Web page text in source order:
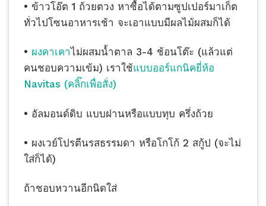
• ข้าวโอ๊ต 1 ถ้วยตวง หาซื้อได้ตามซูปเปอร์มาเก็ต
ทั่วไปโซนอาหารเช้า จะเอาแบบมีผลไม้ผสมก็ได้
• ผงคาเคาไม่ผสมน้ำตาล 3-4 ช้อนโต๊ะ (แล้วแต่
คนชอบความเข้ม) เราใช้แบบออร์แกนิคยี่ห้อ
Navitas (คลิ๊กเพื่อสั่ง)
• อัลมอนด์ดิบ แบบฝานหรือแบบทุบ ครึ่งถ้วย
• ผงเวย์โปรตีนรสธรรมดา หรือโกโก้ 2 สกู้ป (จะไม่
ใส่ก็ได้)
ถ้าชอบหวานอีกนิดใส่